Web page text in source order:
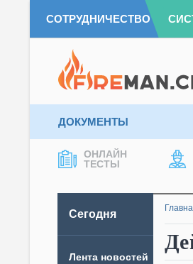
СОТРУДНИЧЕСТВО
ДОКУМЕНТЫ
ОНЛАЙН
ТЕСТЫ
Сегодня
Лента новостей